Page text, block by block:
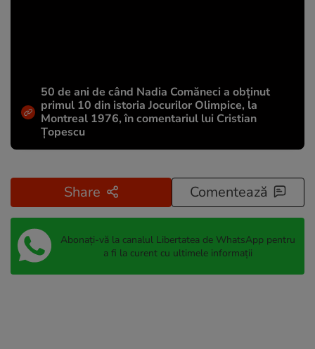
50 de ani de când Nadia Comăneci a obţinut
primul 10 din istoria Jocurilor Olimpice, la
Montreal 1976, în comentariul lui Cristian
Țopescu
Share Comentează
Abonați-vă la canalul Libertatea de WhatsApp pentru
a fi la curent cu ultimele informații